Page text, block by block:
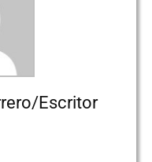
Escritor